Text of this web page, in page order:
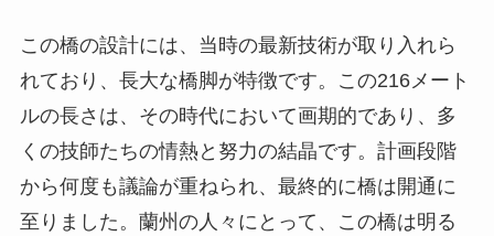
この橋の設計には、当時の最新技術が取り入れら
れており、長大な橋脚が特徴です。この216メート
ルの長さは、その時代において画期的であり、多
くの技師たちの情熱と努力の結晶です。計画段階
から何度も議論が重ねられ、最終的に橋は開通に
至りました。蘭州の人々にとって、この橋は明る